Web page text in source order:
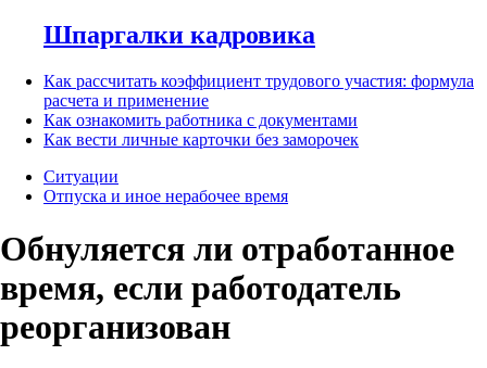
Шпаргалки кадровика
Как рассчитать коэффициент трудового участия: формула
расчета и применение
Как ознакомить работника с документами
Как вести личные карточки без заморочек
Ситуации
Отпуска и иное нерабочее время
Обнуляется ли отработанное
время, если работодатель
реорганизован